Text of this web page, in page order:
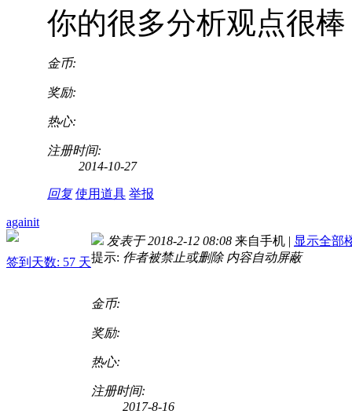
你的很多分析观点很
金币:
奖励:
热心:
注册时间:
2014-10-27
回复 使用道具 举报
againit
签到天数: 57 天
发表于 2018-2-12 08:08 来自手机 | 显示全部
提示: 作者被禁止或删除 内容自动屏蔽
金币:
奖励:
热心:
注册时间:
2017-8-16